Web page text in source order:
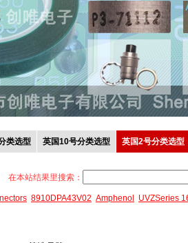
类选型 英国10号分类选型 英国2号分类选型
在本站结果里搜索：
8910DPA43V02 Amphenol UVZSeries